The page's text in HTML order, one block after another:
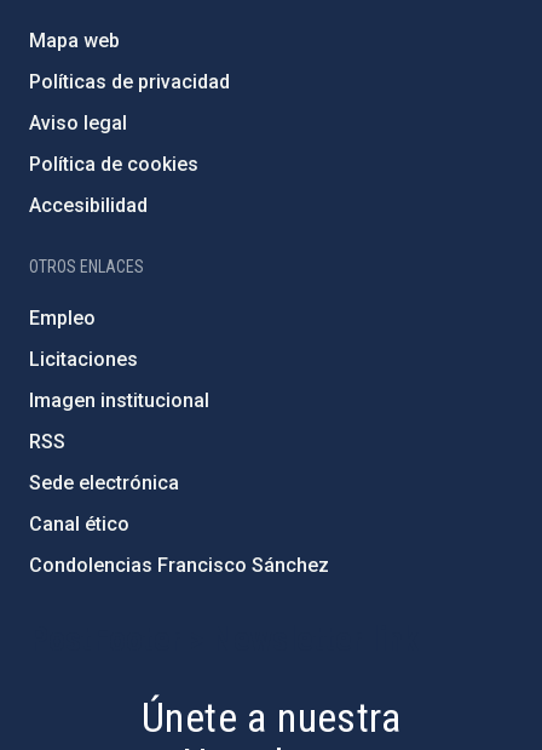
Mapa web
Políticas de privacidad
Aviso legal
Política de cookies
Accesibilidad
OTROS ENLACES
Empleo
Licitaciones
Imagen institucional
RSS
Sede electrónica
Canal ético
Condolencias Francisco Sánchez
Únete a nuestra